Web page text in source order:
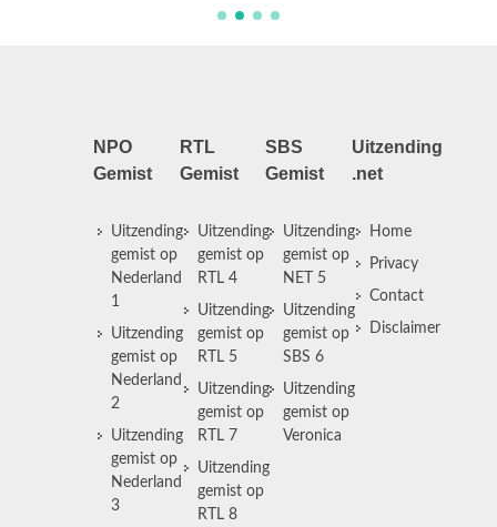
NPO
Gemist
Uitzending
gemist op
Nederland
1
Uitzending
gemist op
Nederland
2
Uitzending
gemist op
Nederland
3
RTL
Gemist
Uitzending
gemist op
RTL 4
Uitzending
gemist op
RTL 5
Uitzending
gemist op
RTL 7
Uitzending
gemist op
RTL 8
SBS
Gemist
Uitzending
gemist op
NET 5
Uitzending
gemist op
SBS 6
Uitzending
gemist op
Veronica
Uitzending
.net
Home
Privacy
Contact
Disclaimer